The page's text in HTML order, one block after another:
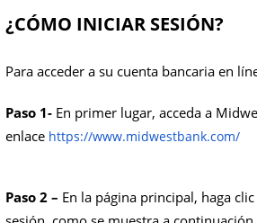
¿CÓMO INICIAR SESIÓN?
Para acceder a su cuenta bancaria en
Paso 1- En primer lugar, acceda a
enlace https://www.midwestbank.com/
Paso 2 – En la página principal, haga